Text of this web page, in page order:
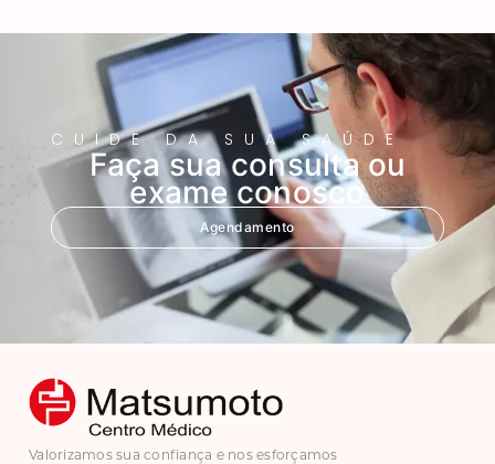
CUIDE DA SUA SAÚDE
Faça sua consulta ou
exame conosco
Agendamento
Valorizamos sua confiança e nos esforçamos